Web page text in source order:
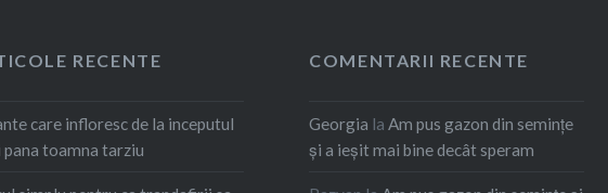
RECENTE
care infloresc de la inceputul
toamna tarziu
COMENTARII RECENTE
Georgia laAm pus gazon din semințe
și a ieșit mai bine decât speram